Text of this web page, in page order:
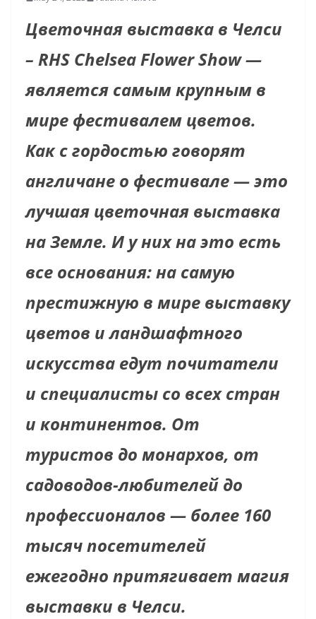
Цветочная выставка в Челси
– RHS Chelsea Flower Show —
является самым крупным в
мире фестивалем цветов.
Как с гордостью говорят
англичане о фестивале — это
лучшая цветочная выставка
на Земле. И у них на это есть
все основания: на самую
престижную в мире выставку
цветов и ландшафтного
искусства едут почитатели
и специалисты со всех стран
и континентов. От
туристов до монархов, от
садоводов-любителей до
профессионалов — более 160
тысяч посетителей
ежегодно притягивает магия
выставки в Челси.